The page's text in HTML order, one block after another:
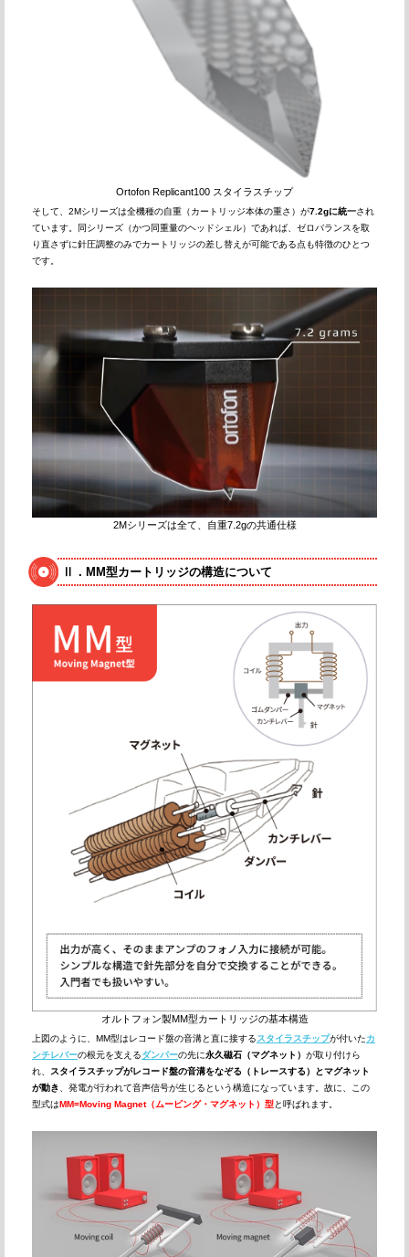
Ortofon Replicant100 スタイラスチップ
そして、2Mシリーズは全機種の自重（カートリッジ本体の重さ）が7.2gに統一され
ています。同シリーズ（かつ同重量のヘッドシェル）であれば、ゼロバランスを取
り直さずに針圧調整のみでカートリッジの差し替えが可能である点も特徴のひとつ
です。
2Mシリーズは全て、自重7.2gの共通仕様
Ⅱ．MM型カートリッジの構造について
オルトフォン製MM型カートリッジの基本構造
上図のように、MM型はレコード盤の音溝と直に接するスタイラスチップが付いたカ
ンチレバーの根元を支えるダンパーの先に永久磁石（マグネット） が取り付けら
れ、 スタイラスチップがレコード盤の音溝をなぞる（トレースする）とマグネット
が動き 、発電が行われて音声信号が生じるという構造になっています。故に、この
型式はMM=Moving Magnet（ムービング・マグネット）型と呼ばれます。